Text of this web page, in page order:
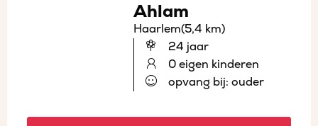
Ahlam
Haarlem(5,4 km)
24 jaar
0 eigen kinderen
opvang bij: ouder